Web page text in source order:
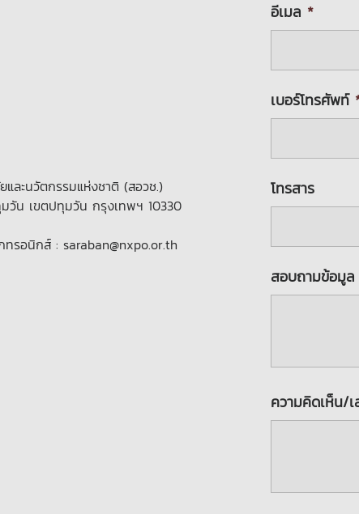
ละนวัตกรรมแห่งชาติ (สอวช.)
วัน เขตปทุมวัน กรุงเทพฯ 10330
รอนิกส์ : saraban@nxpo.or.th
อีเมล *
เบอร์โทรศัพท์
โทรสาร
สอบถามข้อมู
ความคิดเห็น/เ